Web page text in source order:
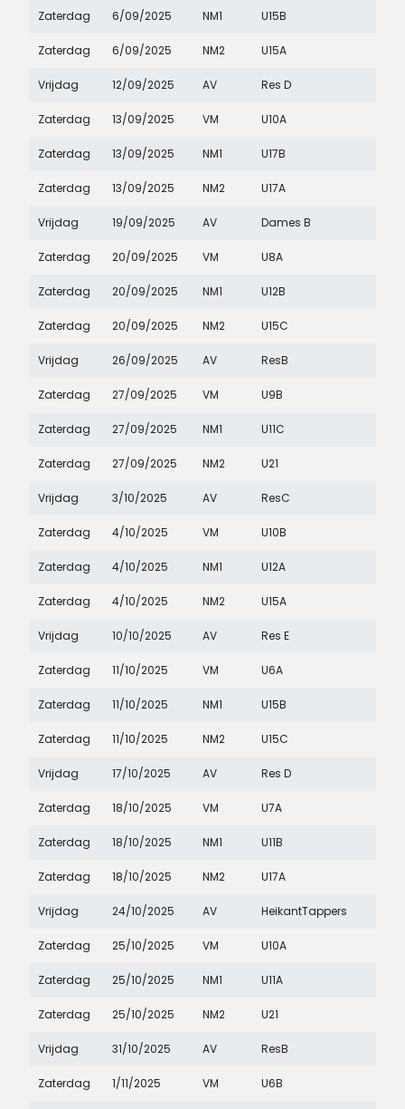
Zaterdag 6/09/2025 NM1 U15B
Zaterdag 6/09/2025 NM2 U15A
Vrijdag 12/09/2025 AV Res D
Zaterdag 13/09/2025 VM U10A
Zaterdag 13/09/2025 NM1 U17B
Zaterdag 13/09/2025 NM2 U17A
Vrijdag 19/09/2025 AV Dames B
Zaterdag 20/09/2025 VM U8A
Zaterdag 20/09/2025 NM1 U12B
Zaterdag 20/09/2025 NM2 U15C
Vrijdag 26/09/2025 AV ResB
Zaterdag 27/09/2025 VM U9B
Zaterdag 27/09/2025 NM1 U11C
Zaterdag 27/09/2025 NM2 U21
Vrijdag 3/10/2025 AV ResC
Zaterdag 4/10/2025 VM U10B
Zaterdag 4/10/2025 NM1 U12A
Zaterdag 4/10/2025 NM2 U15A
Vrijdag 10/10/2025 AV Res E
Zaterdag 11/10/2025 VM U6A
Zaterdag 11/10/2025 NM1 U15B
Zaterdag 11/10/2025 NM2 U15C
Vrijdag 17/10/2025 AV Res D
Zaterdag 18/10/2025 VM U7A
Zaterdag 18/10/2025 NM1 U11B
Zaterdag 18/10/2025 NM2 U17A
Vrijdag 24/10/2025 AV HeikantTappers
Zaterdag 25/10/2025 VM U10A
Zaterdag 25/10/2025 NM1 U11A
Zaterdag 25/10/2025 NM2 U21
Vrijdag 31/10/2025 AV ResB
Zaterdag 1/11/2025 VM U6B